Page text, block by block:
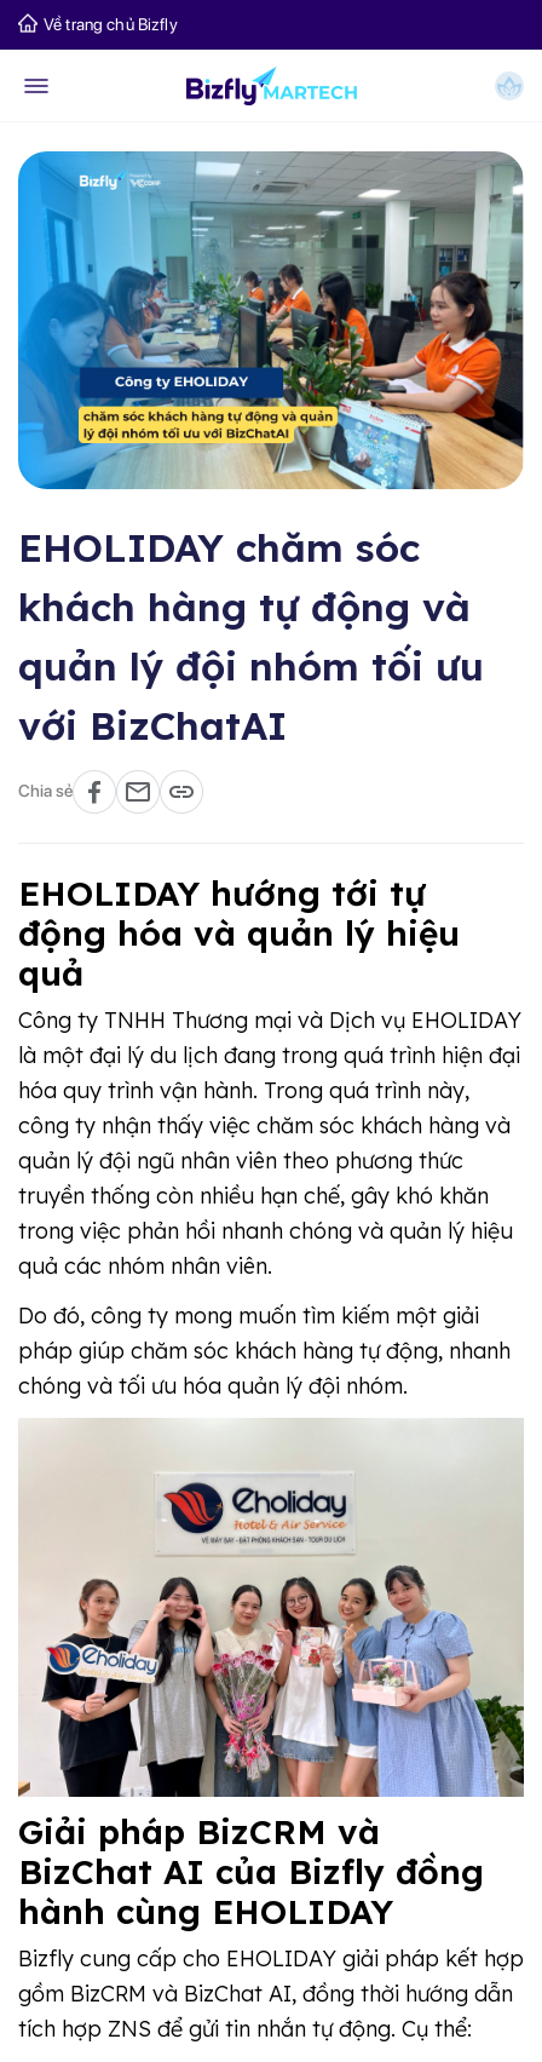
Về trang chủ Bizfly
EHOLIDAY chăm sóc
khách hàng tự động và
quản lý đội nhóm tối ưu
với BizChatAI
Chia sẻ
EHOLIDAY hướng tới tự
động hóa và quản lý hiệu
quả
Công ty TNHH Thương mại và Dịch vụ EHOLIDAY
là một đại lý du lịch đang trong quá trình hiện đại
hóa quy trình vận hành. Trong quá trình này,
công ty nhận thấy việc chăm sóc khách hàng và
quản lý đội ngũ nhân viên theo phương thức
truyền thống còn nhiều hạn chế, gây khó khăn
trong việc phản hồi nhanh chóng và quản lý hiệu
quả các nhóm nhân viên.
Do đó, công ty mong muốn tìm kiếm một giải
pháp giúp chăm sóc khách hàng tự động, nhanh
chóng và tối ưu hóa quản lý đội nhóm.
Giải pháp BizCRM và
BizChat AI của Bizfly đồng
hành cùng EHOLIDAY
Bizfly cung cấp cho EHOLIDAY giải pháp kết hợp
gồm BizCRM và BizChat AI, đồng thời hướng dẫn
tích hợp ZNS để gửi tin nhắn tự động. Cụ thể: